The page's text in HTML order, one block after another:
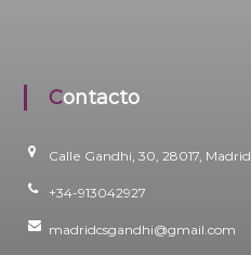
Contacto
Calle Gandhi, 30, 28017, Madrid
+34-913042927
madridcsgandhi@gmail.com